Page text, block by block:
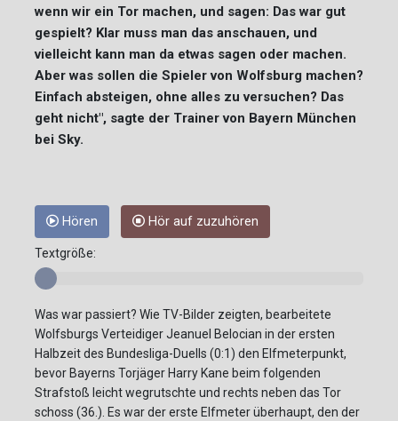
wenn wir ein Tor machen, und sagen: Das war gut
gespielt? Klar muss man das anschauen, und
vielleicht kann man da etwas sagen oder machen.
Aber was sollen die Spieler von Wolfsburg machen?
Einfach absteigen, ohne alles zu versuchen? Das
geht nicht", sagte der Trainer von Bayern München
bei Sky.
Hören Hör auf zuzuhören
Textgröße:
Was war passiert? Wie TV-Bilder zeigten, bearbeitete
Wolfsburgs Verteidiger Jeanuel Belocian in der ersten
Halbzeit des Bundesliga-Duells (0:1) den Elfmeterpunkt,
bevor Bayerns Torjäger Harry Kane beim folgenden
Strafstoß leicht wegrutschte und rechts neben das Tor
schoss (36.). Es war der erste Elfmeter überhaupt, den der